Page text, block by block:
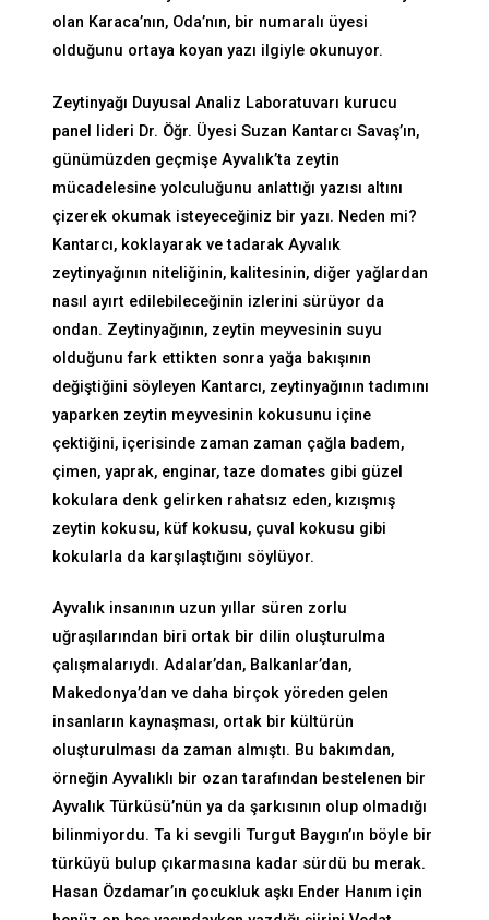
olan Karaca’nın, Oda’nın, bir numaralı üyesi
olduğunu ortaya koyan yazı ilgiyle okunuyor.
Zeytinyağı Duyusal Analiz Laboratuvarı kurucu
panel lideri Dr. Öğr. Üyesi Suzan Kantarcı Savaş’ın,
günümüzden geçmişe Ayvalık’ta zeytin
mücadelesine yolculuğunu anlattığı yazısı altını
çizerek okumak isteyeceğiniz bir yazı. Neden mi?
Kantarcı, koklayarak ve tadarak Ayvalık
zeytinyağının niteliğinin, kalitesinin, diğer yağlardan
nasıl ayırt edilebileceğinin izlerini sürüyor da
ondan. Zeytinyağının, zeytin meyvesinin suyu
olduğunu fark ettikten sonra yağa bakışının
değiştiğini söyleyen Kantarcı, zeytinyağının tadımını
yaparken zeytin meyvesinin kokusunu içine
çektiğini, içerisinde zaman zaman çağla badem,
çimen, yaprak, enginar, taze domates gibi güzel
kokulara denk gelirken rahatsız eden, kızışmış
zeytin kokusu, küf kokusu, çuval kokusu gibi
kokularla da karşılaştığını söylüyor.
Ayvalık insanının uzun yıllar süren zorlu
uğraşılarından biri ortak bir dilin oluşturulma
çalışmalarıydı. Adalar’dan, Balkanlar’dan,
Makedonya’dan ve daha birçok yöreden gelen
insanların kaynaşması, ortak bir kültürün
oluşturulması da zaman almıştı. Bu bakımdan,
örneğin Ayvalıklı bir ozan tarafından bestelenen bir
Ayvalık Türküsü’nün ya da şarkısının olup olmadığı
bilinmiyordu. Ta ki sevgili Turgut Baygın’ın böyle bir
türküyü bulup çıkarmasına kadar sürdü bu merak.
Hasan Özdamar’ın çocukluk aşkı Ender Hanım için